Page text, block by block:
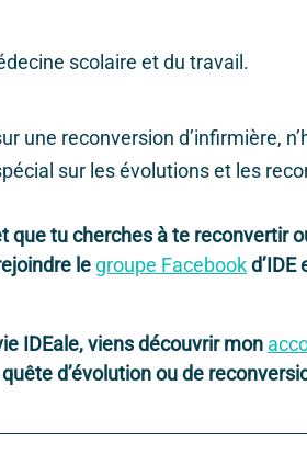
scolaire et du travail.
une reconversion d’infirmière,
sur les évolutions et les
que tu cherches à te reconvertir
le groupe Facebookd’IDE
IDEale, viens découvrir mon
d’évolution ou de